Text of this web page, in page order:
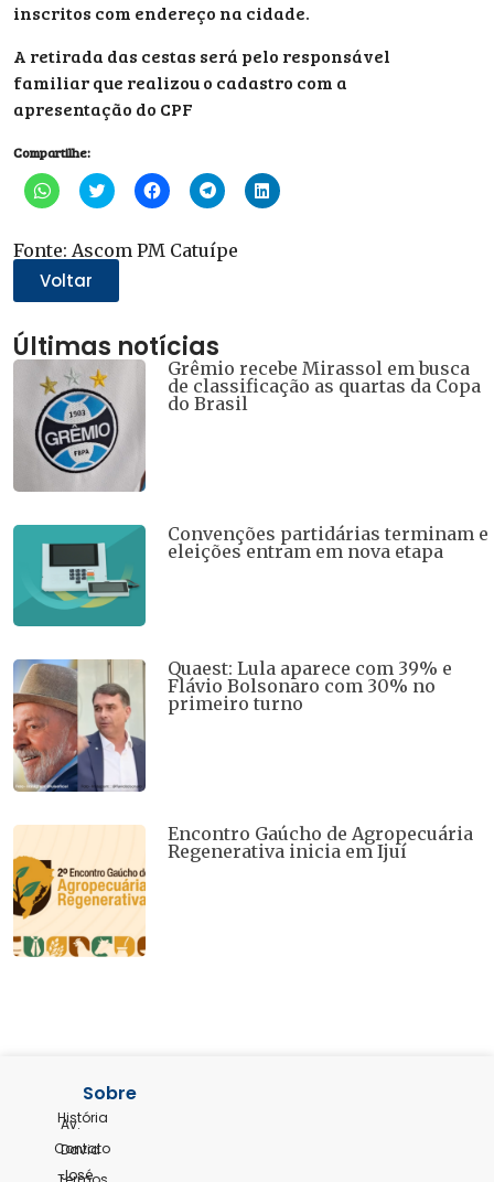
inscritos com endereço na cidade.
A retirada das cestas será pelo responsável
familiar que realizou o cadastro com a
apresentação do CPF
Compartilhe:
Clique
para
WhatsApp(abre
em
nova
janela)
Clique
para
Twitter(abre
em
Clique
para
Facebook(abre
em
Clique
para
Telegram(abre
em
Clique
para
Fonte: Ascom PM Catuípe
Voltar
Últimas notícias
Grêmio recebe Mirassol em busca
de classificação as quartas da Copa
do Brasil
Convenções partidárias terminam e
eleições entram em nova etapa
Quaest: Lula aparece com 39% e
Flávio Bolsonaro com 30% no
primeiro turno
Encontro Gaúcho de Agropecuária
Regenerativa inicia em Ijuí
Av.
David
José
Sobre
História
Contato